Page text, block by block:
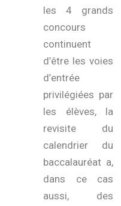
les 4 grands
concours
continuent
d’être les voies
d’entrée
privilégiées par
les élèves, la
revisite du
calendrier du
baccalauréat a,
dans ce cas
aussi, des